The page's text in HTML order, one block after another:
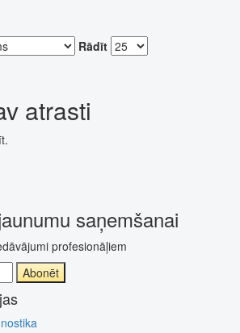
Rādīt
atrasti
saņemšanai
profesionāļiem
Abonēt